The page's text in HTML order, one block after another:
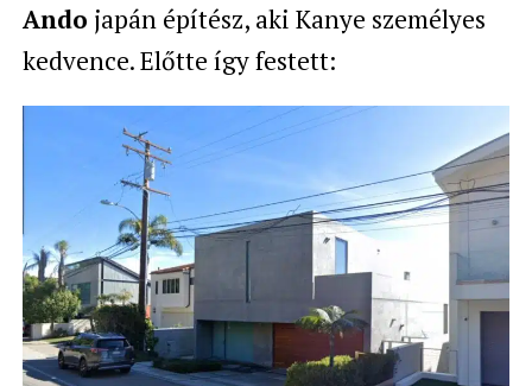
Ando japán építész, aki Kanye személyes
kedvence. Előtte így festett: